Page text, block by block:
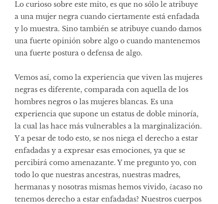
Lo curioso sobre este mito, es que no sólo le atribuye
a una mujer negra cuando ciertamente está enfadada
y lo muestra. Sino también se atribuye cuando damos
una fuerte opinión sobre algo o cuando mantenemos
una fuerte postura o defensa de algo.
Vemos así, como la experiencia que viven las mujeres
negras es diferente, comparada con aquella de los
hombres negros o las mujeres blancas. Es una
experiencia que supone un estatus de doble minoría,
la cual las hace más vulnerables a la marginalización.
Y a pesar de todo esto, se nos niega el derecho a estar
enfadadas y a expresar esas emociones, ya que se
percibirá como amenazante. Y me pregunto yo, con
todo lo que nuestras ancestras, nuestras madres,
hermanas y nosotras mismas hemos vivido, ¿acaso no
tenemos derecho a estar enfadadas? Nuestros cuerpos